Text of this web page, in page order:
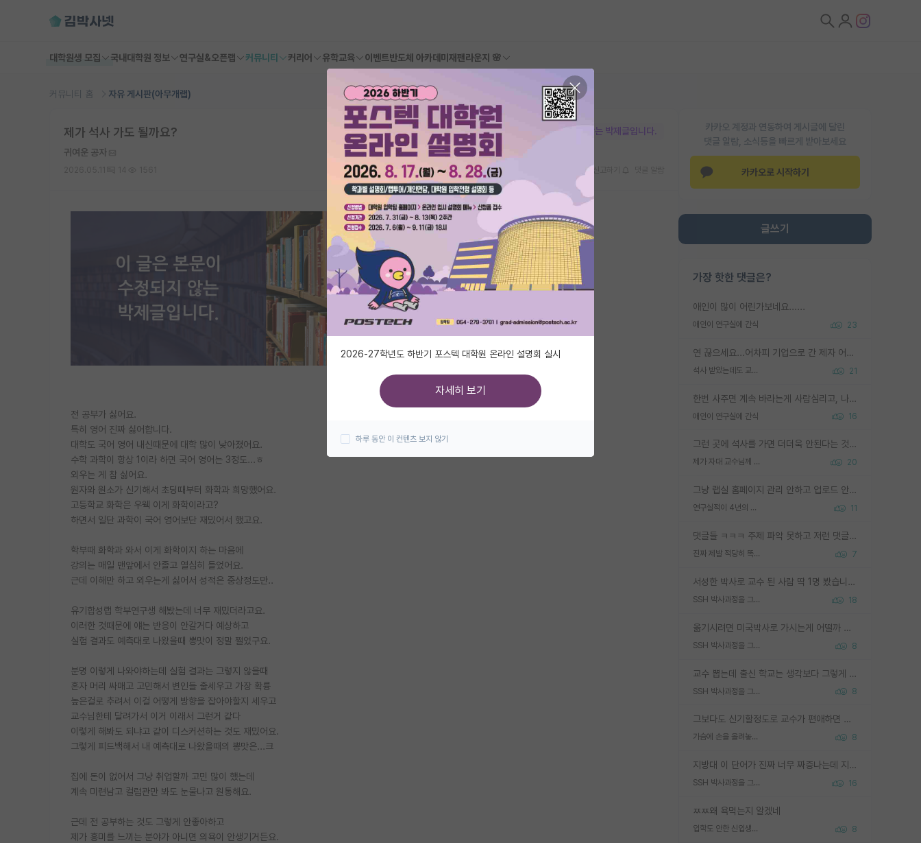
대학원생 모집 국내대학원 정보 연구실&오픈랩 커뮤니티 커리어 유학교육 이벤트반도체 아카데미 재팬라운지 🌸
커뮤니티 홈 자유 게시판(아무개랩)
카카오 계정과 연동하여 게시글에 달린
댓글 알람, 소식등을 빠르게 받아보세요
카카오로 시작하기
글쓰기
가장 핫한 댓글은?
애인이 많이 어린가보네요......
애인이 연구실에 간식 23
연 끊으세요...어차피 기업으로 간 제자 어떻게 못합니다. 기업에서는 교수들 사기꾼으로 보는 시선도 강하고, 앞에서나 교수님하고 떠받들어주지 많이 무시합니다. 영향력도 0에 수렴합니다. 그리고 생각해보십시오. 석사로 기업간 제자가 무슨 힘이 있다고 과제를 달라고 합니까? 말만 교수지 무능력자라고 생각합니다. 세금이 아깝습니다.
석사 받았는데도 교수랑 연락한다. 21
한번 사주면 계속 바라는게 사람심리고, 나중에 안사주면 말이 나옵니다. 그리고 작성자분 커플이 한번 그런 행동을 하면, 선례로 남아 이상하게도 문화로 자리잡을수도 있습니다. 애꿎은 다른 학생들은 생각도 안했는데, 간식을 사가야하는 피해를 볼 수 있습니다. 다 경험에서 우러나온 댓글입니다... 제발 이상한 선례를 만들지 마세요.
애인이 연구실에 간식 16
그런 곳에 석사를 가면 더더욱 안된다는 것을 깨달으시면 된겁니다!
제가 자대 교수님께 무례하게 행동한 걸까요? 20
그냥 랩실 홈페이지 관리 안하고 업로드 안한거 아님?
연구실적이 4년의 공백이 있는거 어떻게 생각하냐 11
댓글들 ㅋㅋㅋ 주제 파악 못하고 저런 댓글들을 쓰네. 조직에 인간이 얼마나 중요한데 걱정될 수도 있지 ㅋㅋ 본인들은 퍽이나 잘하나봐 ? 현실은 남들한테 욕 안 먹는 1인분만 하는 것도 힘들텐데 ?
진짜 제발 적당히 똑똑한 박사과정이라도 위에 있었으면.. 7
서성한 박사로 교수 된 사람 딱 1명 봤습니다. 근데 지방대 박사로 교수된 거는 기적이 일어나야되요. 서성한 학부부터여도 빡센게 교수임용일텐데 지방대박사로 무슨 교수가 되나요...... 중소기업/중견기업 팀장급/연구소장급이나 될거 같네요.
SSH 박사과정을 그만두고 지방대 박사로 옮기면 교수의 꿈은 끝일까요? 18
옮기시려면 미국박사로 가시는게 어떨까 싶네요. 교수가 꿈이면 미국박사 하고 미국교수 까지 같이 노리시는게 기회가 많지 않을까요?
SSH 박사과정을 그만두고 지방대 박사로 옮기면 교수의 꿈은 끝일까요? 8
교수 뽑는데 출신 학교는 생각보다 그렇게 안 봄. 앞으로는 더 안 보게 될거임. 박사는 어디서 진행해도 됨. 단, 제대로 쌓고 좋은 실적 만들 수 있다면. 그런데 지방대는 그럴 가능성이 지극히 낮음. 나만 열심히 잘 하면 된다? 인간은 주변 환경에 지배되는 나약한 존재임. 주변의 지방대 대학원생과 섞이고 지방 특유의 여유로움 또는 나쁘게 얘기해서 나태함에 젖어 살다보면 교수의 꿈 자체를 잊어버리게 될 가능성도 있음. 주변 환경이 70~80%임.
SSH 박사과정을 그만두고 지방대 박사로 옮기면 교수의 꿈은 끝일까요? 8
그보다도 신기할정도로 교수가 편애하면 그사람만 논문이 되더라구요 내용이 다른 사람보다 허접해도요
가슴에 손을 올려놓고 싫어하는 사람 불공정하게 리뷰 8
지방대 이 단어가 진짜 너무 짜증나는데 지방대면 다 그냥 쓰레기인가요? 무슨 말 같지도 않은 댓글들이 있는건지??? 지방에도 충분히 좋은 대학 많고 충분히 잘하는 교수님들 많습니다 포항공대 4개 IST 대표 지거국들 여기 모두 다 지방에 있고 여기 출신들 중에 교수하는 분들 적지 않습니다 지거국 출신이 무슨 교수를 하냐?라고 생각할 사람들 많은데 상위 대표 지거국에 아웃라이어들 많습니다 결국 개인의 연구역량과 실적이 중요합니다 이 역량을 펼치는데 있어서 지도교수와의 합도 중요합니다. 그리고 경력이 필요하면 해외포닥까지 다녀오세요
SSH 박사과정을 그만두고 지방대 박사로 옮기면 교수의 꿈은 끝일까요? 16
ㅉㅉ왜 욕먹는지 알겠네
입학도 안한 신입생이 원래 관심을 받나요 8
본문이 수정되지 않는 박제글입니다.
제가 석사 가도 될까요?
귀여운 공자
전 공부가 싫어요.
특히 영어 진짜 싫어합니다.
대학도 국어 영어 내신때문에 대학 많이 낮아졌어요.
수학 과학이 항상 1이라 하면 국어 영어는 3정도...ㅎ
외우는 게 참 싫어요.
원자와 원소가 신기해서 초딩때부터 화학과 희망했어요.
고등학교 화학은 우웩 이게 화학이라고?
하면서 일단 과학이 국어 영어보단 재밌어서 했고요.
학부때 화학과 와서 이게 화학이지 하는 마음에
강의는 매일 맨앞에서 안졸고 열심히 들었어요.
근데 이해만 하고 외우는게 싫어서 성적은 중상정도만..
유기합성랩 학부연구생 해봤는데 너무 재밌더라고요.
이러한 것때문에 얘는 반응이 안갈거다 예상하고
실험 결과도 예측대로 나왔을때 뽕맛이 정말 쩔었구요.
분명 이렇게 나와야하는데 실험 결과는 그렇지 않을때
혼자 머리 싸매고 고민해서 변인들 줄세우고 가장 확륭
높은걸로 추려서 이걸 어떻게 방향을 잡아야할지 세우고
교수님한테 달려가서 이거 이래서 그런거 같다
이렇게 해봐도 되냐고 같이 디스커션하는 것도 재밌어요.
그렇게 피드백해서 내 예측대로 나왔을때의 뽕맛은...크
집에 돈이 없어서 그냥 취업할까 고민 많이 했는데
계속 미련남고 컬럼관만 봐도 눈물나고 원통해요.
근데 전 공부하는 것도 그렇게 안좋아하고
제가 흥미를 느끼는 분야가 아니면 의욕이 안생기거든요.
2026-27학년도 하반기 포스텍 대학원 온라인 설명회 실시
자세히 보기
하루 동안 이 컨텐츠 보지 않기